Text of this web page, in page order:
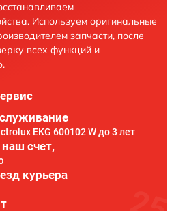
Используем оригинальные
запчасти, после
всех функций и
EKG 600102 W до 3 лет
счет,
курьера